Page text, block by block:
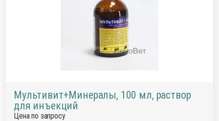
Мультивит+Минералы, 100 мл, раствор
для инъекций
Цена по запросу